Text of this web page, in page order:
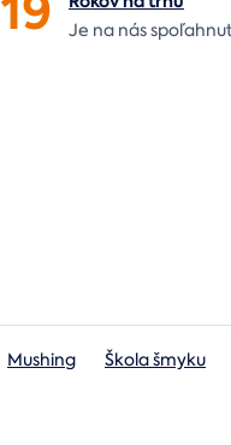
Je na nás
Mushing Škola šmyku